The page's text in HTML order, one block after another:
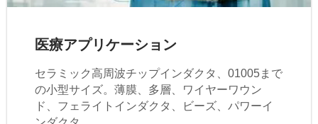
医療アプリケーション
セラミック高周波チップインダクタ、01005まで
の小型サイズ。薄膜、多層、ワイヤーワウン
ド、フェライトインダクタ、ビーズ、パワーイ